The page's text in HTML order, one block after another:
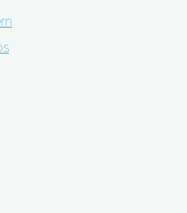
umziehen? Im Welt
verschiedene Faktoren
aus einer
Entscheidung zu